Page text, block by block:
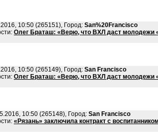
10:50 (265151), Город: San%20Francisco
Олег Браташ: «Верю, что ВХЛ даст молодежи
10:50 (265149), Город: San Francisco
Олег Браташ: «Верю, что ВХЛ даст молодежи
10:50 (265148), Город: San Francisco
«Рязань» заключила контракт с